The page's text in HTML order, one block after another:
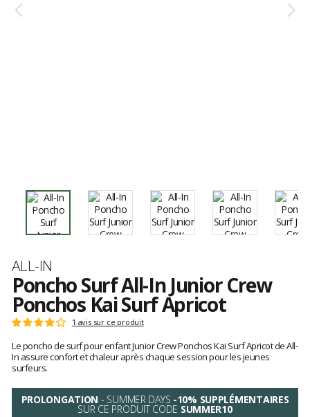
Marque
ALL-IN
Poncho Surf All-In Junior Crew
Ponchos Kai Surf Apricot
Les
clients
Note
:
4
sur
1 avis sur ce produit
Le poncho de surf pour enfant Junior Crew Ponchos Kai Surf Apricot de All-
In assure confort et chaleur après chaque session pour les jeunes
surfeurs.
PROLONGATION - SUMMER DAYS -10% SUPPLÉMENTAIRES
SUR CE PRODUIT CODE SUMMER10